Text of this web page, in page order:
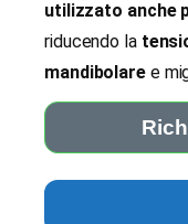
utilizzato anche
riducendo la
mandibolaree